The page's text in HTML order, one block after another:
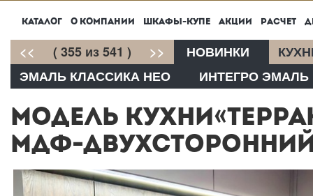
КАТАЛОГ О КОМПАНИИ ШКАФЫ-КУПЕ АКЦИИ РАСЧЕТ
<< ( 355 из 541 ) >> НОВИНКИ
ЭМАЛЬ КЛАССИКА НЕО
ИНТЕГРО ЭМАЛЬ
МОДЕЛЬ
МДФ-ДВУХСТОРОННИЙ